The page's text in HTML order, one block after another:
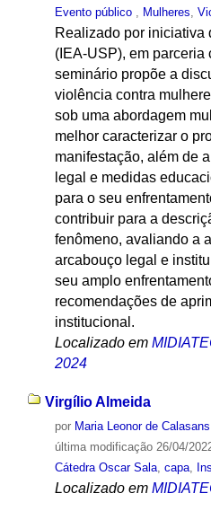
Evento público
Mulheres
Realizado por iniciativa
(IEA-USP), em parceria
seminário propõe a
violência contra
sob uma abordagem
melhor caracterizar o
manifestação, além de
legal e medidas
para o seu
contribuir para a
fenômeno, avaliando a
arcabouço legal e
seu amplo
recomendações de
institucional.
Localizado em
2024
Virgílio Almeida
por Maria Leonor de Calasans
última modificação26/04/
Cátedra Oscar Sala, capa,
Localizado em